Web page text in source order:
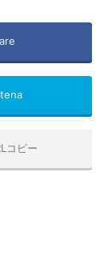
コピー